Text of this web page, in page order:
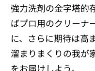
強力洗剤の金字塔的
ばプロ用のクリーナ
に、さらに期待は高
溜まりまくりの我が
をお届けしよう。